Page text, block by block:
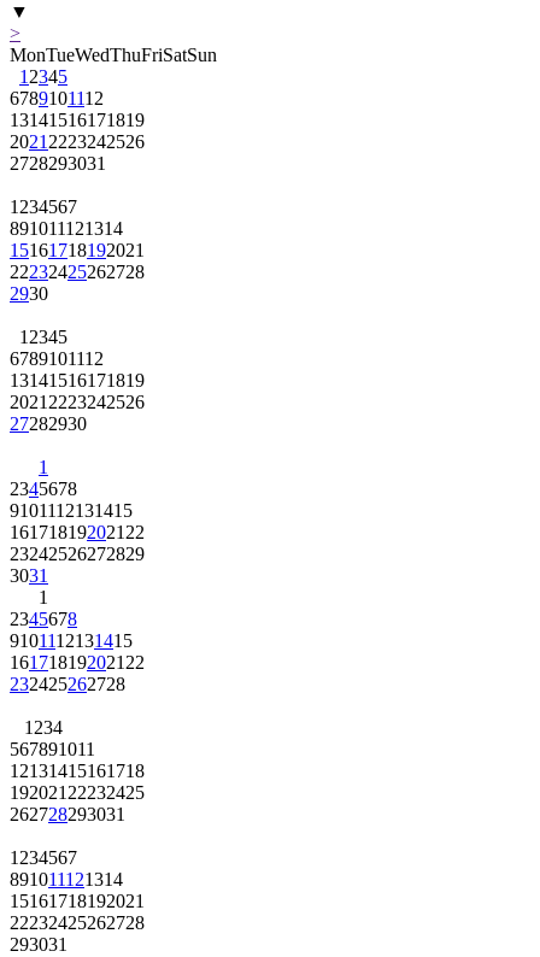
▼
>
MonTueWedThuFriSatSun
1 2345
6789101112
13141516171819
2021 2223242526
2728293031
1 234567
891011121314
15161718192021
22232425262728
2930
1 2345
6789101112
13141516171819
2021 2223242526
27282930
1
2345678
9101112131415
161718192021 22
23242526272829
3031
1
2345678
9101112131415
161718192021 22
232425262728
1 234
567891011
12131415161718
192021 22232425
262728293031
1 234567
891011121314
15161718192021
22232425262728
293031